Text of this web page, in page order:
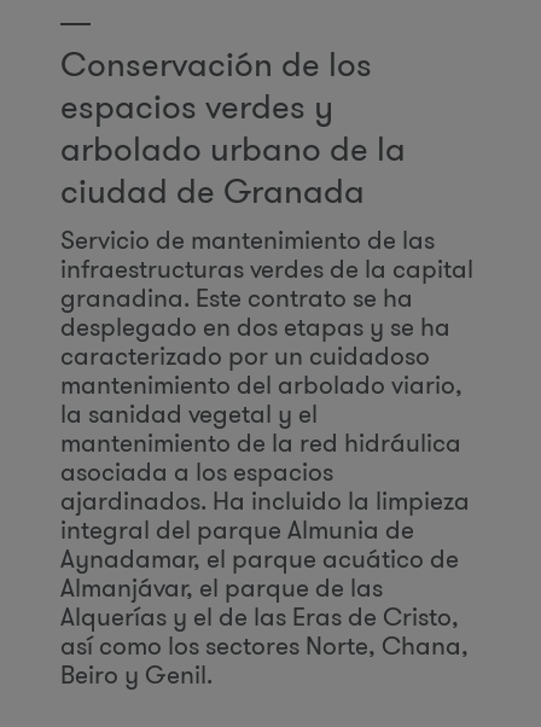
Conservación de los
espacios verdes y
arbolado urbano de la
ciudad de Granada
Servicio de mantenimiento de las
infraestructuras verdes de la capital
granadina. Este contrato se ha
desplegado en dos etapas y se ha
caracterizado por un cuidadoso
mantenimiento del arbolado viario,
la sanidad vegetal y el
mantenimiento de la red hidráulica
asociada a los espacios
ajardinados. Ha incluido la limpieza
integral del parque Almunia de
Aynadamar, el parque acuático de
Almanjávar, el parque de las
Alquerías y el de las Eras de Cristo,
así como los sectores Norte, Chana,
Beiro y Genil.